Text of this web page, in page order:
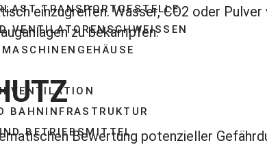
TRANSPORTGESTELLE
VENTILATORENSCHWEISSEN
BAHNINFRASTRUKTUR
BETRIEBSMITTEL
einzugreifen. Wasser, CO2 oder Pulver
zu bekämpfen.
Bewertung potenzieller